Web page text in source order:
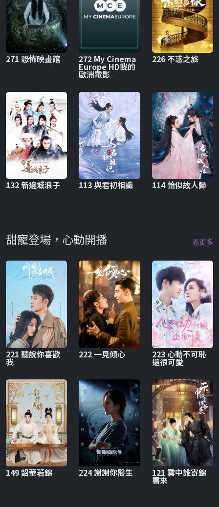
271 恐怖映畫館 272 My Cinema
Europe HD我的
歐洲電影
226 不惑之旅
132 新邊城浪子 113 與君初相識 114 恰似故人歸
甜寵登場，心動開播 看更多
221 聽說你喜歡
我
222 一見傾心 223 心動不可恥
還很可愛
149 韶華若錦 224 謝謝你醫生 121 雲中誰寄錦
書來